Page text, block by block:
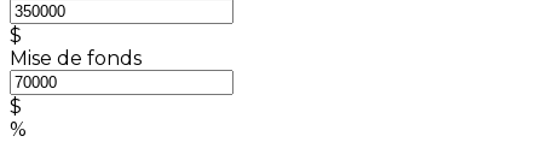
$
Mise de fonds
$
%